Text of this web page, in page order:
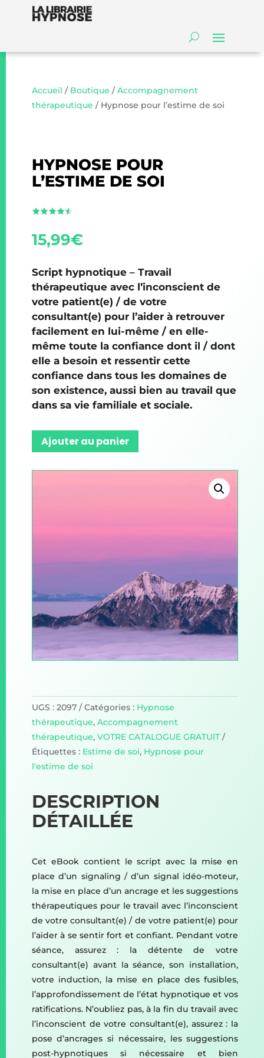
Accueil / Boutique /Accompagnement
thérapeutique / Hypnose pour l’estime de soi
HYPNOSE POUR
L’ESTIME DE SOI
15,99€
Script hypnotique – Travail
thérapeutique avec l’inconscient de
votre patient(e) / de votre
consultant(e) pour l’aider à retrouver
facilement en lui-même / en elle-
même toute la confiance dont il / dont
elle a besoin et ressentir cette
confiance dans tous les domaines de
son existence, aussi bien au travail que
dans sa vie familiale et sociale.
Ajouter au panier
UGS : 2097 Catégories : Hypnose
thérapeutique, Accompagnement
thérapeutique, VOTRE CATALOGUE GRATUIT
Étiquettes : Estime de soi, Hypnose pour
l'estime de soi
DESCRIPTION
DÉTAILLÉE
Cet eBook contient le script avec la mise en
place d’un signaling / d’un signal idéo-moteur,
la mise en place d’un ancrage et les suggestions
thérapeutiques pour le travail avec l’inconscient
de votre consultant(e) / de votre patient(e) pour
l’aider à se sentir fort et confiant. Pendant votre
séance, assurez : la détente de votre
consultant(e) avant la séance, son installation,
votre induction, la mise en place des fusibles,
l’approfondissement de l’état hypnotique et vos
ratifications. N’oubliez pas, à la fin du travail avec
l’inconscient de votre consultant(e), assurez : la
pose d’ancrages si nécessaire, les suggestions
post-hypnotiques si nécessaire et bien